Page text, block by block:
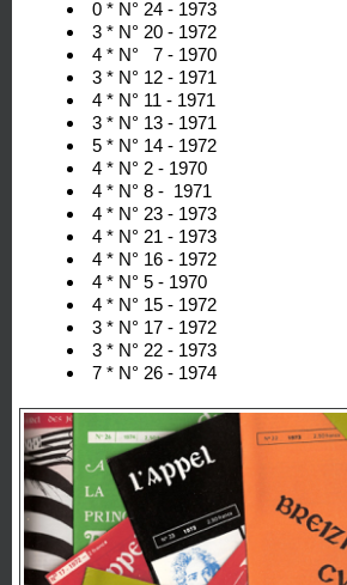
0 * N° 24 - 1973
3 * N° 20 - 1972
4 * N° 7 - 1970
3 * N° 12 - 1971
4 * N° 11 - 1971
3 * N° 13 - 1971
5 * N° 14 - 1972
4 * N° 2 - 1970
4 * N° 8 - 1971
4 * N° 23 - 1973
4 * N° 21 - 1973
4 * N° 16 - 1972
4 * N° 5 - 1970
4 * N° 15 - 1972
3 * N° 17 - 1972
3 * N° 22 - 1973
7 * N° 26 - 1974